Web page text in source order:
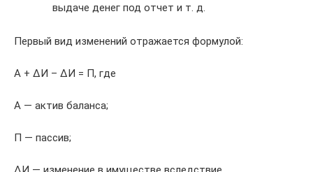
выдаче денег под отчет и т. д.
Первый вид изменений отражается формулой:
А + ΔИ – ΔИ = П, где
А — актив баланса;
П — пассив;